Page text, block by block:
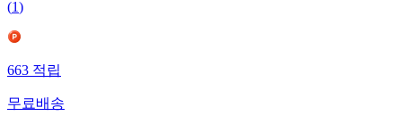
(1)
663적립
무료배송